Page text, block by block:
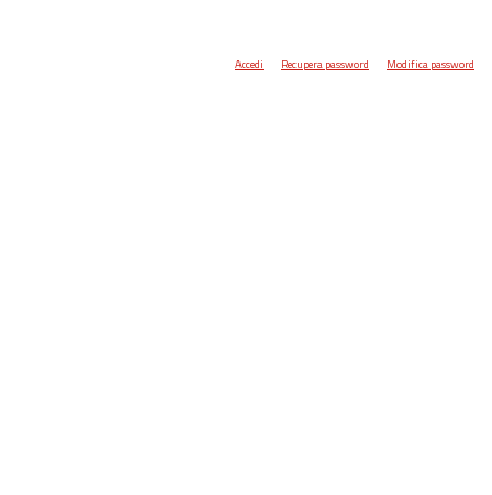
Accedi Recupera password Modifica password